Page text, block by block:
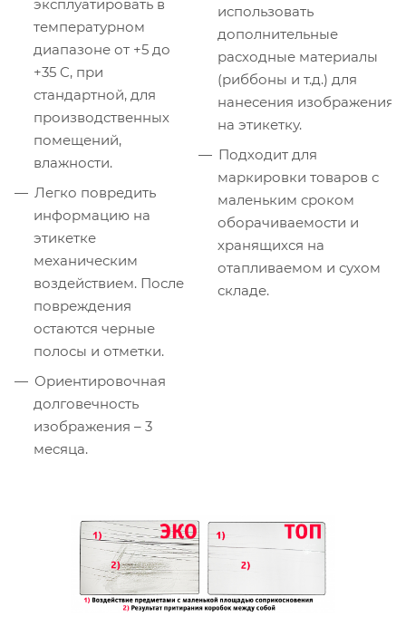
эксплуатировать в
температурном
диапазоне от +5 до
+35 C, при
стандартной, для
производственных
помещений,
влажности.
Легко повредить
информацию на
этикетке
механическим
воздействием. После
повреждения
остаются черные
полосы и отметки.
Ориентировочная
долговечность
изображения – 3
месяца.
использовать
дополнительные
расходные материалы
(риббоны и т.д.) для
нанесения изображения
на этикетку.
Подходит для
маркировки товаров с
маленьким сроком
оборачиваемости и
хранящихся на
отапливаемом и сухом
складе.